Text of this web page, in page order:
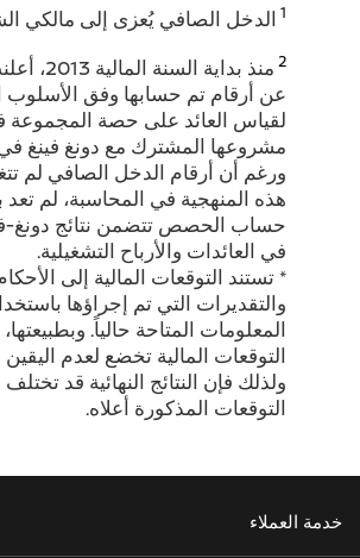
1 الدخل الصافي يُعزى إلى مالكي
2
منذ بداية
عن أرقام تم حسابها وفق الأسلوب
لقياس العائد على حصة المجموعة
مشروعها المشترك مع دونغ فينغ
ورغم أن أرقام الدخل الصافي لم
هذه المنهجية في المحاسبة، لم تعد
حساب الحصص تتضمن نتائج دونغ-
في العائدات والأرباح التشغيلية.
* تستند التوقعات المالية إلى
والتقديرات التي تم إجراؤها
المعلومات المتاحة حالياً.
التوقعات المالية تخضع لعدم
ولذلك فإن النتائج النهائية قد
التوقعات المذكورة أعلاه.
خدمة العملاء